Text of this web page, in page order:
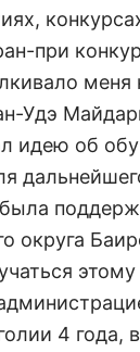
при
меня
Удэ
идею об
округа
4 года,